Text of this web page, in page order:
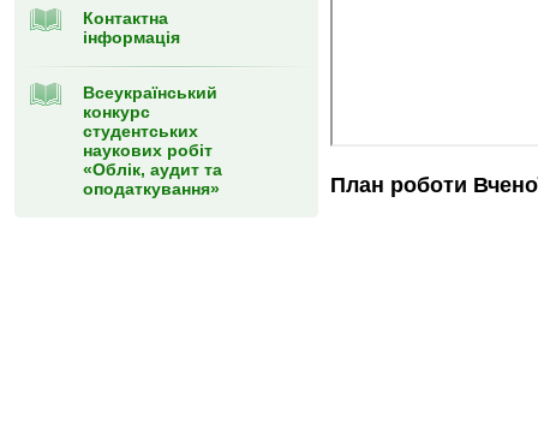
Контактна
інформація
Всеукраїнський
конкурс
студентських
наукових робіт
«Облік, аудит та
оподаткування»
План роботи